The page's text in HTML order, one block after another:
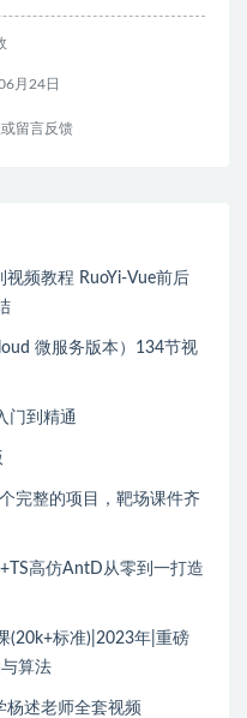
月24日
留言反馈
视频教程 RuoYi-Vue前后
微服务版本）134节视
门到精通
完整的项目，靶场课件齐
高仿AntD从零到一打造
(20k+标准)|2023年|重磅
算法
杨述老师全套视频